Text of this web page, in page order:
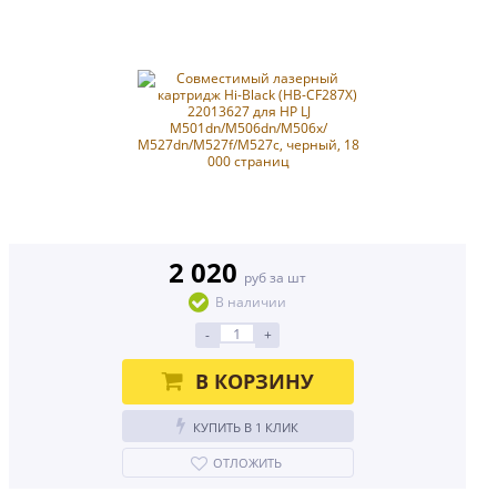
2 020 руб за шт
В наличии
-
+
В КОРЗИНУ
КУПИТЬ В 1 КЛИК
ОТЛОЖИТЬ